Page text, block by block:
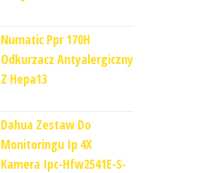
Numatic Ppr 170H
Odkurzacz Antyalergiczny
Z Hepa13
Dahua Zestaw Do
Monitoringu Ip 4X
Kamera Ipc-Hfw2541E-S-